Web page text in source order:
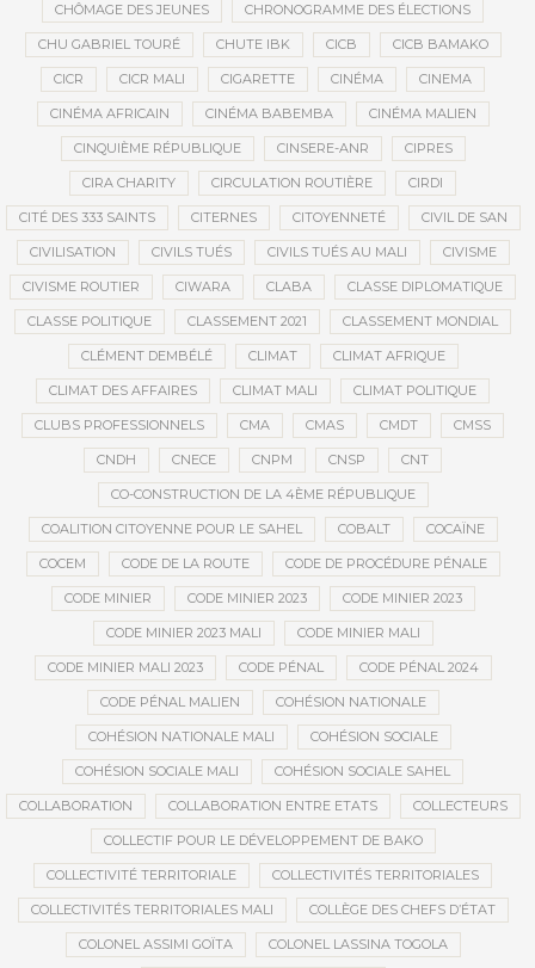
CHÔMAGE DES JEUNES CHRONOGRAMME DES ÉLECTIONS
CHU GABRIEL TOURÉ CHUTE IBK CICB CICB BAMAKO
CICR CICR MALI CIGARETTE CINÉMA CINEMA
CINÉMA AFRICAIN CINÉMA BABEMBA CINÉMA MALIEN
CINQUIÈME RÉPUBLIQUE CINSERE-ANR CIPRES
CIRA CHARITY CIRCULATION ROUTIÈRE CIRDI
CITÉ DES 333 SAINTS CITERNES CITOYENNETÉ CIVIL DE SAN
CIVILISATION CIVILS TUÉS CIVILS TUÉS AU MALI CIVISME
CIVISME ROUTIER CIWARA CLABA CLASSE DIPLOMATIQUE
CLASSE POLITIQUE CLASSEMENT 2021 CLASSEMENT MONDIAL
CLÉMENT DEMBÉLÉ CLIMAT CLIMAT AFRIQUE
CLIMAT DES AFFAIRES CLIMAT MALI CLIMAT POLITIQUE
CLUBS PROFESSIONNELS CMA CMAS CMDT CMSS
CNDH CNECE CNPM CNSP CNT
CO-CONSTRUCTION DE LA 4ÈME RÉPUBLIQUE
COALITION CITOYENNE POUR LE SAHEL COBALT COCAÏNE
COCEM CODE DE LA ROUTE CODE DE PROCÉDURE PÉNALE
CODE MINIER CODE MINIER 2023 CODE MINIER 2023
CODE MINIER 2023 MALI CODE MINIER MALI
CODE MINIER MALI 2023 CODE PÉNAL CODE PÉNAL 2024
CODE PÉNAL MALIEN COHÉSION NATIONALE
COHÉSION NATIONALE MALI COHÉSION SOCIALE
COHÉSION SOCIALE MALI COHÉSION SOCIALE SAHEL
COLLABORATION COLLABORATION ENTRE ETATS COLLECTEURS
COLLECTIF POUR LE DÉVELOPPEMENT DE BAKO
COLLECTIVITÉ TERRITORIALE COLLECTIVITÉS TERRITORIALES
COLLECTIVITÉS TERRITORIALES MALI COLLÈGE DES CHEFS D’ÉTAT
COLONEL ASSIMI GOÏTA COLONEL LASSINA TOGOLA